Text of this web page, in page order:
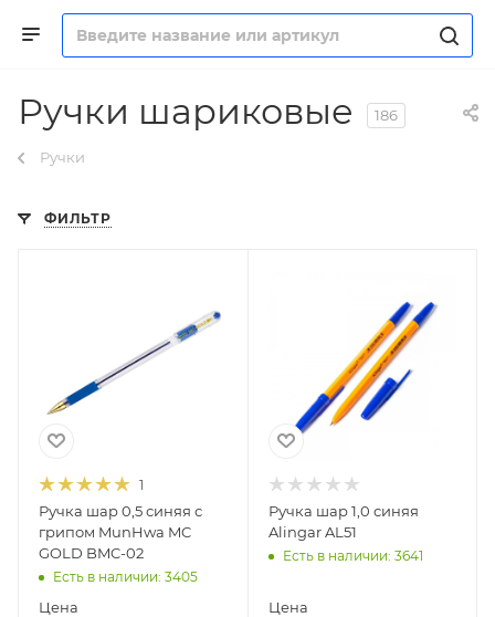
Ручки шариковые 186
Ручки
ФИЛЬТР
1
Ручка шар 0,5 синяя с
грипом MunHwa MC
GOLD BMC-02
Есть в наличии: 3405
Цена
Ручка шар 1,0 синяя
Alingar AL51
Есть в наличии: 3641
Цена